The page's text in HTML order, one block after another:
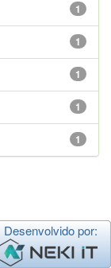
1
1
1
1
1
Desenvolvido por: